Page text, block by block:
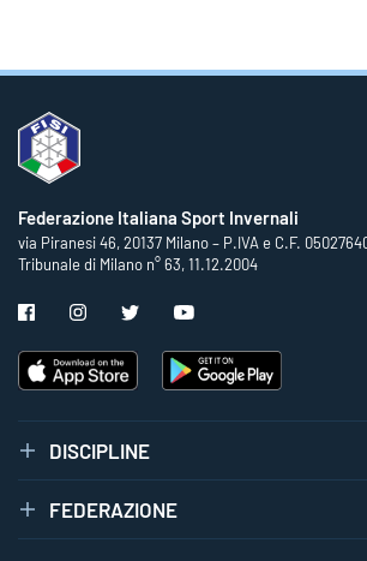
Federazione Italiana Sport Invernali
via Piranesi 46, 20137 Milano – P.IVA e C.F.
Tribunale di Milano n° 63, 11.12.2004
DISCIPLINE
FEDERAZIONE